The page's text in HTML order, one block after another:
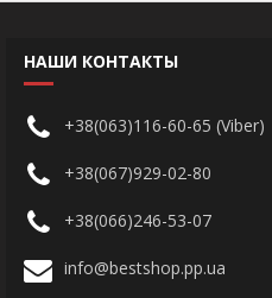
НАШИ КОНТАКТЫ
+38(063)116-60-65 (Viber)
+38(067)929-02-80
+38(066)246-53-07
info@bestshop.pp.ua